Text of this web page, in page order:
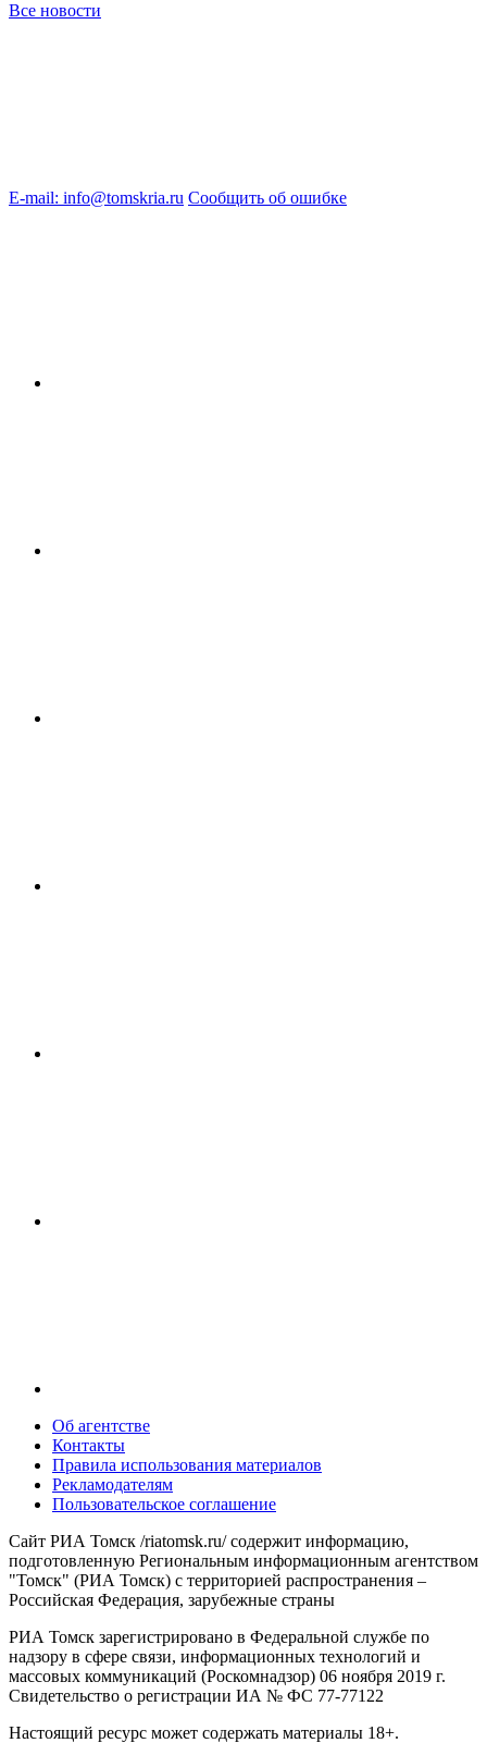
Все новости
E-mail: info@tomskria.ru Сообщить об ошибке
Об агентстве
Контакты
Правила использования материалов
Рекламодателям
Пользовательское соглашение
Сайт РИА Томск /riatomsk.ru/ содержит информацию,
подготовленную Региональным информационным агентством
"Томск" (РИА Томск) с территорией распространения –
Российская Федерация, зарубежные страны
РИА Томск зарегистрировано в Федеральной службе по
надзору в сфере связи, информационных технологий и
массовых коммуникаций (Роскомнадзор) 06 ноября 2019 г.
Свидетельство о регистрации ИА № ФС 77-77122
Настоящий ресурс может содержать материалы 18+.